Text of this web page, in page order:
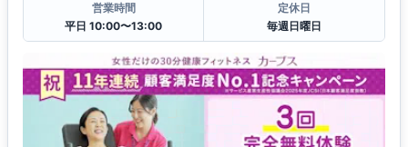
営業時間
平日 10:00〜13:00
定休日
毎週日曜日